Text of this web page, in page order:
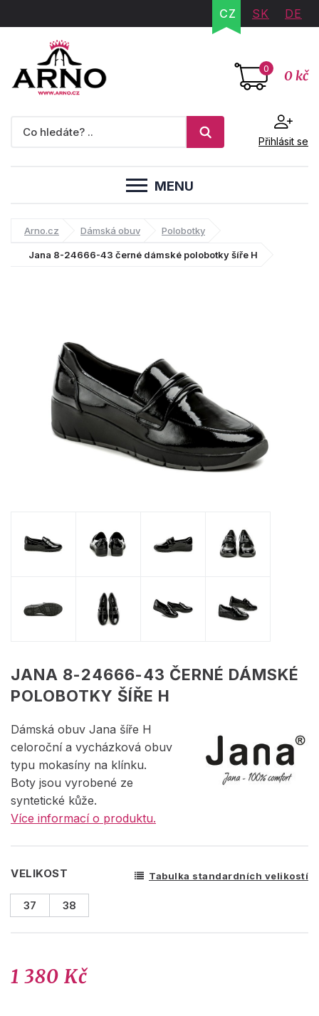
CZ SK DE
0 0 kč
Přihlásit se
MENU
Arno.cz Dámská obuv Polobotky
Jana 8-24666-43 černé dámské polobotky šíře H
JANA 8-24666-43 ČERNÉ DÁMSKÉ
POLOBOTKY ŠÍŘE H
Dámská obuv Jana šíře H
celoroční a vycházková obuv
typu mokasíny na klínku.
Boty jsou vyrobené ze
syntetické kůže.
Více informací o produktu.
VELIKOST Tabulka standardních velikostí
37 38
1 380 Kč